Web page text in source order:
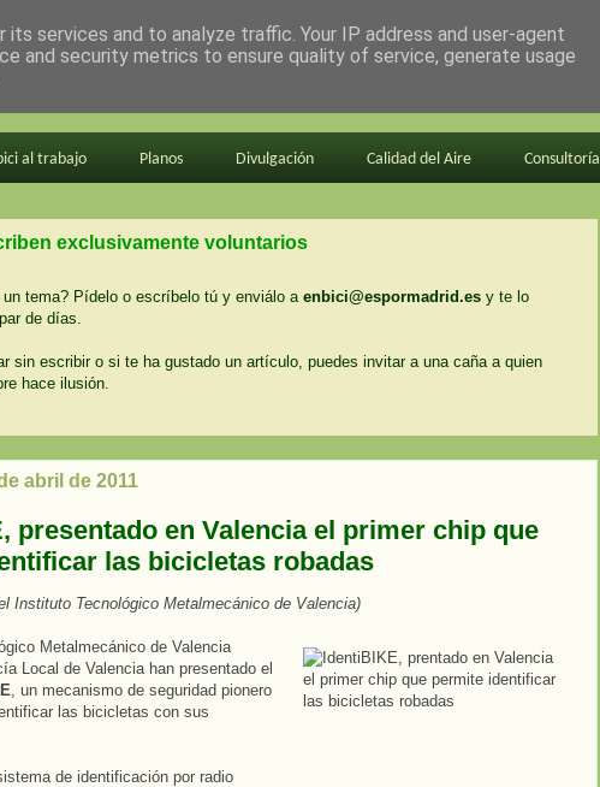
al trabajo Planos Divulgación Calidad del Aire Consultoría
exclusivamente voluntarios
tema? Pídelo o escríbelo tú y enviálo a enbici@espormadrid.es y te lo
de días.
sin escribir o si te ha gustado un artículo, puedes invitar a una caña a quien
hace ilusión.
abril de 2011
presentado en Valencia el primer chip que
las bicicletas robadas
Instituto Tecnológico Metalmecánico de Valencia)
Metalmecánico de Valencia
Local de Valencia han presentado el
, un mecanismo de seguridad pionero
las bicicletas con sus
de identificación por radio
services and to analyze traffic. Your IP address and user-agent
and security metrics to ensure quality of service, generate usage